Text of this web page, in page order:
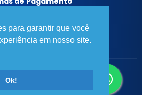
para garantir que você
em nosso site.
Ok!
- Todos os direitos reservados.
porBT Design